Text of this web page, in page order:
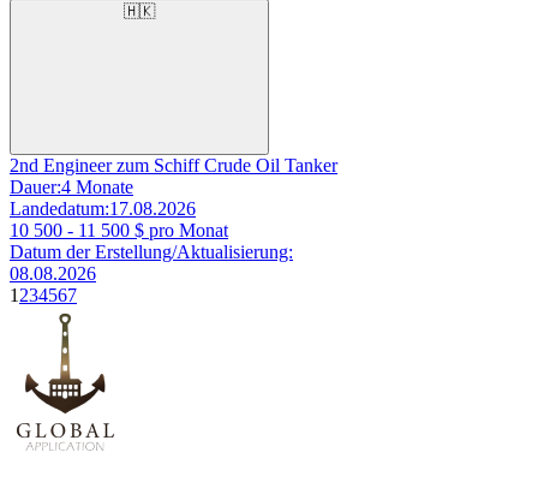
🇭🇰
2nd Engineer zum Schiff Crude Oil Tanker
Dauer:4 Monate
Landedatum:17.08.2026
10 500 - 11 500 $ pro Monat
Datum der Erstellung/Aktualisierung:
08.08.2026
1 234567